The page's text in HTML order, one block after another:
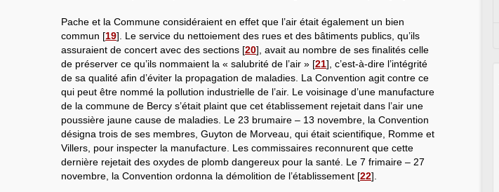
Pache et la Commune considéraient en effet que l’air était également un bien
commun [19] . Le service du nettoiement des rues et des bâtiments publics, qu’ils
assuraient de concert avec des sections [20] , avait au nombre de ses finalités celle
de préserver ce qu’ils nommaient la « salubrité de l’air » [21] , c’est-à-dire l’intégrité
de sa qualité afin d’éviter la propagation de maladies. La Convention agit contre ce
qui peut être nommé la pollution industrielle de l’air. Le voisinage d’une manufacture
de la commune de Bercy s’était plaint que cet établissement rejetait dans l’air une
poussière jaune cause de maladies. Le 23 brumaire – 13 novembre, la Convention
désigna trois de ses membres, Guyton de Morveau, qui était scientifique, Romme et
Villers, pour inspecter la manufacture. Les commissaires reconnurent que cette
dernière rejetait des oxydes de plomb dangereux pour la santé. Le 7 frimaire – 27
novembre, la Convention ordonna la démolition de l’établissement [22]